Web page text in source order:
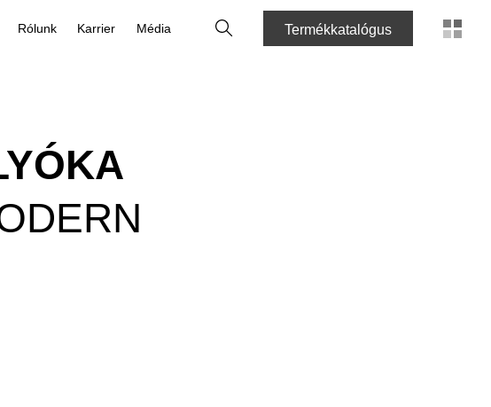
Rólunk Karrier Média KeresésTermékkatalógus